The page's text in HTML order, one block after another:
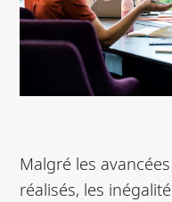
Malgré les
réalisés, les